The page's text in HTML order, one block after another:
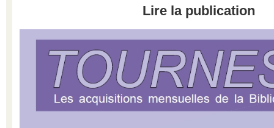
Lire la publication